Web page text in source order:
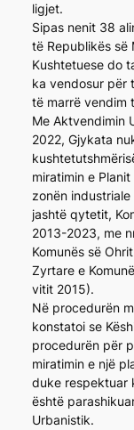
ligjet.
Sipas nenit 38
të Republikës së
Kushtetuese do
ka vendosur për
të marrë vendim
Me Aktvendimin
2022, Gjykata
miratimin e
zonën industriale
jashtë qytetit,
2013-2023, me
Komunës së
Zyrtare e
vitit 2015).
Në procedurën
konstatoi se
procedurën për
miratimin e një
duke respektuar
është
Urbanistik.